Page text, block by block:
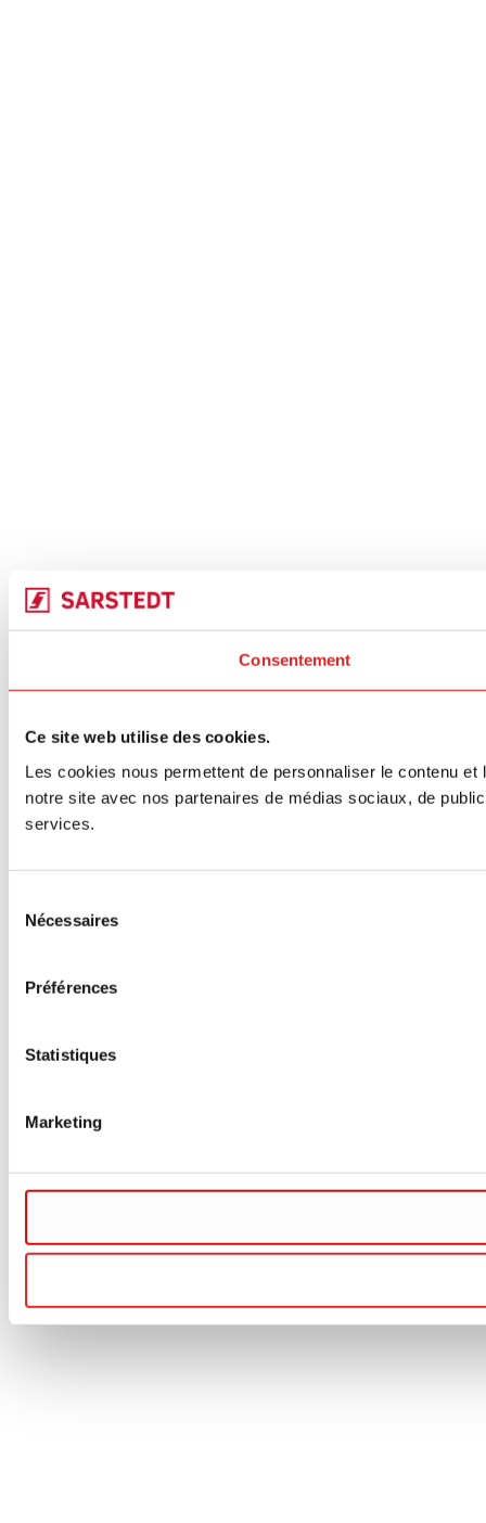
Consentement
Ce site web utilise des cookies.
Les cookies nous permettent de personnaliser le contenu
notre site avec nos partenaires de médias sociaux, de
services.
Nécessaires
Préférences
Statistiques
Marketing